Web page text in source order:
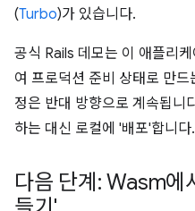
(Turbo)가 있습니다.
공식 Rails 데모는 이 애플리
여 프로덕션 준비 상태로 만
정은 반대 방향으로 계속됩니
하는 대신 로컬에 '배포'합니다.
다음 단계: Wasm에